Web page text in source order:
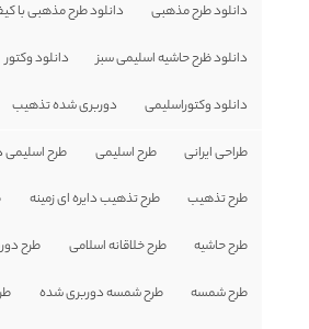
دانلود طرح مذهبی دانلود طرح مذهبی با
دانلود ظرح حاشیه اسلیمی سبز دانلود وکتور
دانلود وکتوراسلیمی دوربری شده تذهیب
طراحی ایرانی طرح اسلیمی طرح
طرح تذهیب طرح تذهیب دایره ای زمینه
طرح حاشیه طرح خلاقانه اسلامی طرح
طرح شمسه طرح شمسه دوربری شده